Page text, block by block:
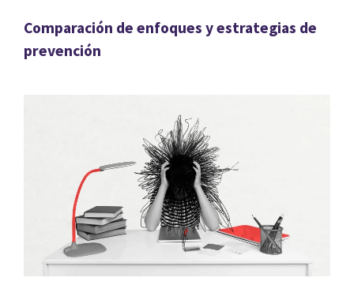
Comparación de enfoques y estrategias de
prevención